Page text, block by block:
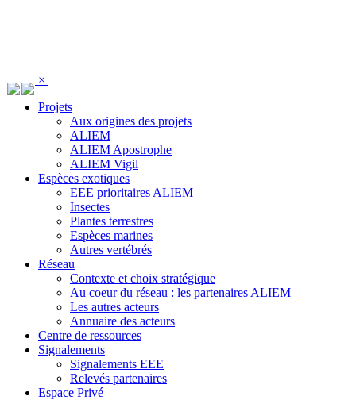
×
Projets
Aux origines des projets
ALIEM
ALIEM Apostrophe
ALIEM Vigil
Espèces exotiques
EEE prioritaires ALIEM
Insectes
Plantes terrestres
Espèces marines
Autres vertébrés
Réseau
Contexte et choix stratégique
Au coeur du réseau : les partenaires ALIEM
Les autres acteurs
Annuaire des acteurs
Centre de ressources
Signalements
Signalements EEE
Relevés partenaires
Espace Privé